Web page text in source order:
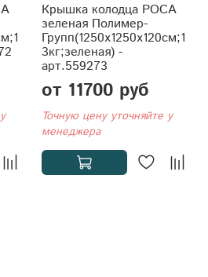
Крышка колодца РОСА
зеленая Полимер-
Групп(1250x1250x120см;1
3кг;зеленая) -
арт.559273
от 11700 руб
Точную цену уточняйте у
менеджера